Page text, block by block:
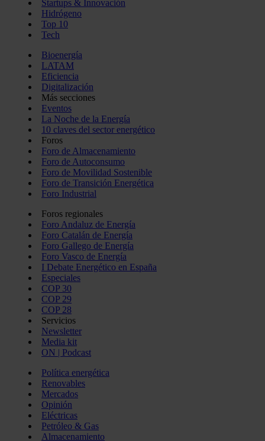
Startups & Innovación
Hidrógeno
Top 10
Tech
Bioenergía
LATAM
Eficiencia
Digitalización
Más secciones
Eventos
La Noche de la Energía
10 claves del sector energético
Foros
Foro de Almacenamiento
Foro de Autoconsumo
Foro de Movilidad Sostenible
Foro de Transición Energética
Foro Industrial
Foros regionales
Foro Andaluz de Energía
Foro Catalán de Energía
Foro Gallego de Energía
Foro Vasco de Energía
I Debate Energético en España
Especiales
COP 30
COP 29
COP 28
Servicios
Newsletter
Media kit
ON | Podcast
Política energética
Renovables
Mercados
Opinión
Eléctricas
Petróleo & Gas
Almacenamiento